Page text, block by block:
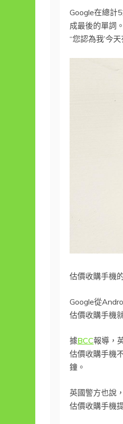
Google在總計
成最後的單詞
“您認為我’今
估價收購手機
Google從
估價收購手機
據BCC報導，
估價收購手機
鐘。
英國警方也說
估價收購手機